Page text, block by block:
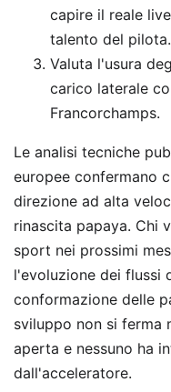
capire il reale
talento del pilota.
Valuta l'usura
carico laterale
Francorchamps.
Le analisi tecniche
europee confermano
direzione ad alta
rinascita papaya. Chi
sport nei prossimi
l'evoluzione dei flussi
conformazione delle
sviluppo non si ferma
aperta e nessuno ha
dall'acceleratore.